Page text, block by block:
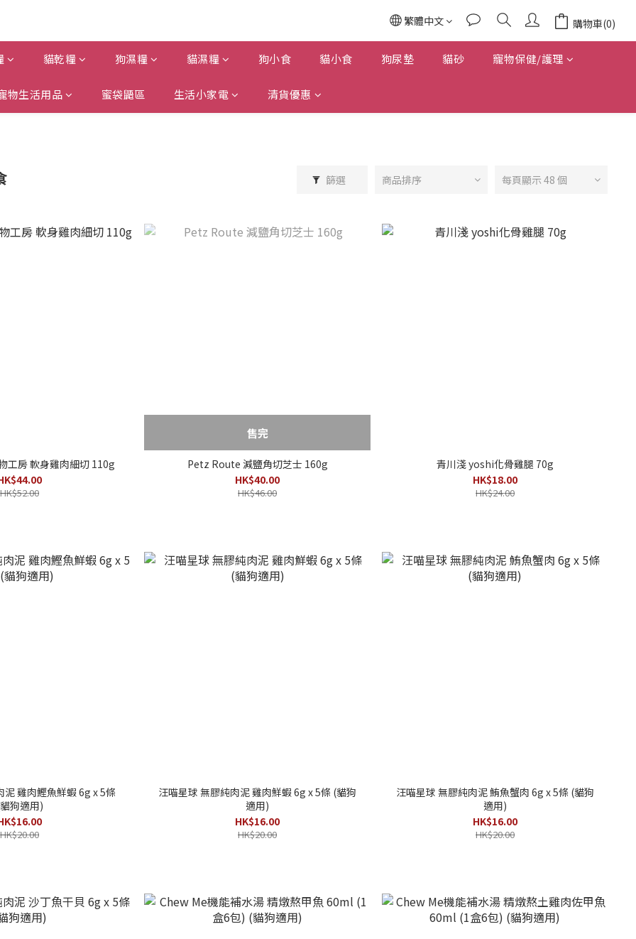
繁體中文 購物車(0)
貓乾糧 狗濕糧 貓濕糧 狗小食 貓小食 狗尿墊 貓砂 寵物保健/護理
物生活用品 蜜袋鼯區 生活小家電 清貨優惠
篩選 商品排序 每頁顯示 48 個
工房 軟身雞肉細切 110g
HK$52.00
售完
Petz Route 減鹽角切芝士 160g
HK$40.00
HK$46.00
青川淺 yoshi化骨雞腿 70g
HK$18.00
HK$24.00
泥 雞肉鰹魚鮮蝦 6g x 5條
狗適用)
HK$20.00
汪喵星球 無膠純肉泥 雞肉鮮蝦 6g x 5條 (貓狗
適用)
HK$16.00
HK$20.00
汪喵星球 無膠純肉泥 鮪魚蟹肉 6g x 5條 (貓狗
適用)
HK$16.00
HK$20.00